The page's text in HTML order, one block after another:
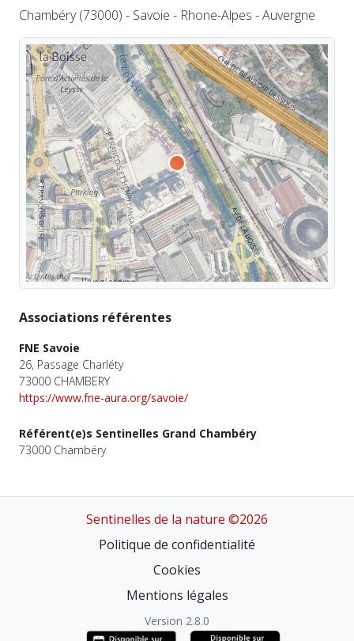
Chambéry (73000) - Savoie - Rhone-Alpes - Auvergne
Associations référentes
FNE Savoie
26, Passage Charléty
73000 CHAMBERY
https://www.fne-aura.org/savoie/
Référent(e)s Sentinelles Grand Chambéry
73000 Chambéry
Sentinelles de la nature ©2026
Politique de confidentialité
Cookies
Mentions légales
Version 2.8.0